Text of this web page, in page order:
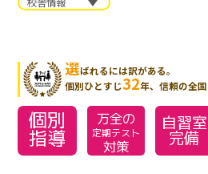
選ばれるには訳がある。
個別ひとすじ32年、信頼の全国
個別
指導
万全の
定期テスト
対策
自習室
完備